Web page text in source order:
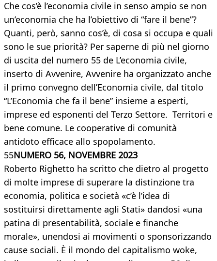
Che cos’è l’economia civile in senso ampio se non
un’economia che ha l’obiettivo di “fare il bene”?
Quanti, però, sanno cos’è, di cosa si occupa e quali
sono le sue priorità? Per saperne di più nel giorno
di uscita del numero 55 de L’economia civile,
inserto di Avvenire, Avvenire ha organizzato anche
il primo convegno dell’Economia civile, dal titolo
“L’Economia che fa il bene” insieme a esperti,
imprese ed esponenti del Terzo Settore. Territori e
bene comune. Le cooperative di comunità
antidoto efficace allo spopolamento.
55NUMERO 56, NOVEMBRE 2023
Roberto Righetto ha scritto che dietro al progetto
di molte imprese di superare la distinzione tra
economia, politica e società «c’è l’idea di
sostituirsi direttamente agli Stati» dandosi «una
patina di presentabilità, sociale e finanche
morale», unendosi ai movimenti o sponsorizzando
cause sociali. È il mondo del capitalismo woke,